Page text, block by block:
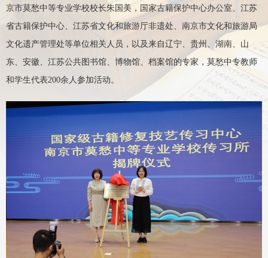
京市莫愁中等专业学校校长朱国美，国家古籍保护中心办公室、江苏
省古籍保护中心、江苏省文化和旅游厅非遗处、南京市文化和旅游局
文化遗产管理处等单位相关人员，以及来自辽宁、贵州、湖南、山
东、安徽、江苏公共图书馆、博物馆、档案馆的专家，莫愁中专教师
和学生代表200余人参加活动。